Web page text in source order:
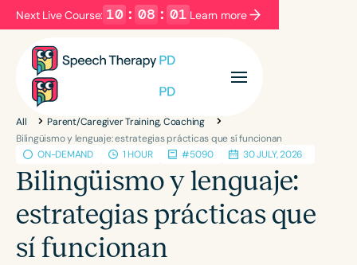
Next Live Course: 10 : 08 : 00 Learn more
Filters Categories
Series Certificates
Language
English Español
Course Level
All
Parent/Caregiver Training, Coaching
Bilingüismo y lenguaje: estrategias prácticas que sí funcionan
ON-DEMAND
1 HOUR #5090 30 JULY, 2026
Bilingüismo y lenguaje:
estrategias prácticas que
sí funcionan